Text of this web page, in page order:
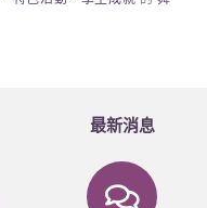
最新消息